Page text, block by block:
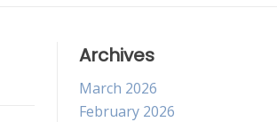
Archives
March 2026
February 2026